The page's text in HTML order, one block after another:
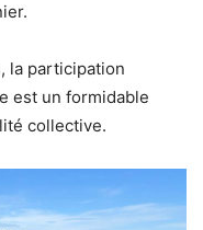
la participation
est un formidable
collective.